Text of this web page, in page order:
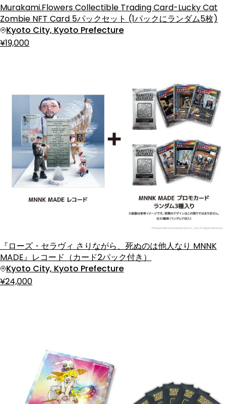
Murakami.Flowers Collectible Trading Card-Lucky Cat
Zombie NFT Card 5パックセット (1パックにランダム5枚)
Kyoto City, Kyoto Prefecture
¥19,000
『ローズ・セラヴィ さりながら、死ぬのは他人なり MNNK
MADE』レコード（カード2パック付き）
Kyoto City, Kyoto Prefecture
¥24,000